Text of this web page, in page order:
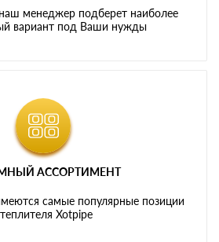
менеджер подберет наиболее
вариант под Ваши нужды
АССОРТИМЕНТ
самые популярные позиции
Xotpipe